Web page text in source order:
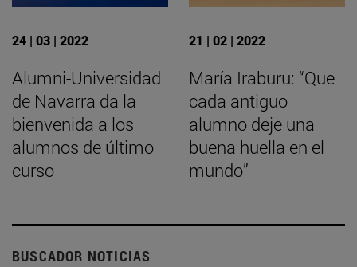
24 | 03 | 2022
Alumni-Universidad
de Navarra da la
bienvenida a los
alumnos de último
curso
21 | 02 | 2022
María Iraburu: “Que
cada antiguo
alumno deje una
buena huella en el
mundo”
BUSCADOR NOTICIAS